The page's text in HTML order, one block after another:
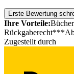
Erste Bewertung
Ihre Vorteile:
Rückgaberecht***
Zugestellt durch